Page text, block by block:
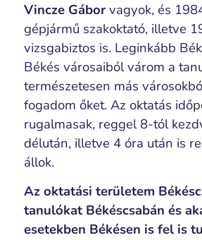
Vincze Gáborvagyok, és
gépjármű szakoktató, illetve
vizsgabiztos is. Leginkább
Békés városaiból várom a
természetesen más
fogadom őket. Az oktatás
rugalmasak, reggel 8-tól
délután, illetve 4 óra után is
állok.
Az oktatási területem
tanulókat Békéscsabán és
esetekben Békésen is fel is